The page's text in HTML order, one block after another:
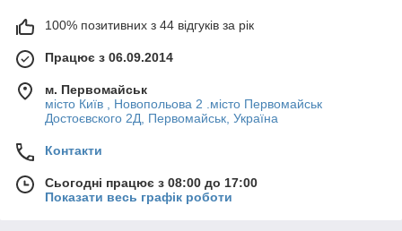
100% позитивних з 44 відгуків за рік
Працює з 06.09.2014
м. Первомайськ
місто Київ , Новопольова 2 .місто Первомайськ
Достоєвского 2Д, Первомайськ, Україна
Контакти
Сьогодні працює з 08:00 до 17:00
Показати весь графік роботи